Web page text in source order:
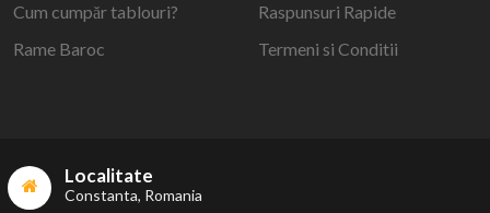
Cum cumpăr tablouri?
Rame Baroc
Raspunsuri Rapide
Termeni si Conditii
Localitate
Constanta, Romania